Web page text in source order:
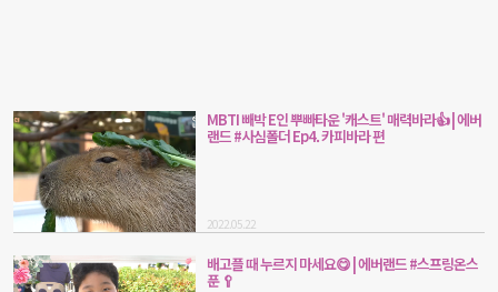
MBTI 빼박 E인 뿌빠타운 '캐스트' 매력바라👍 | 에버
랜드 #사심폴더 Ep4. 카피바라 편
2022.05.22
배고플 때 누르지 마세요😋 | 에버랜드 #스프링온스
푼 🥄